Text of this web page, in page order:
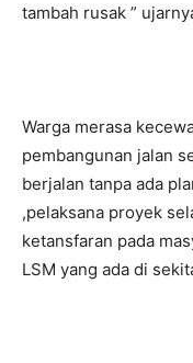
tambah rusak ”
Warga merasa
pembangunan jalan
berjalan tanpa ada
,pelaksana proyek
ketansfaran pada
LSM yang ada di